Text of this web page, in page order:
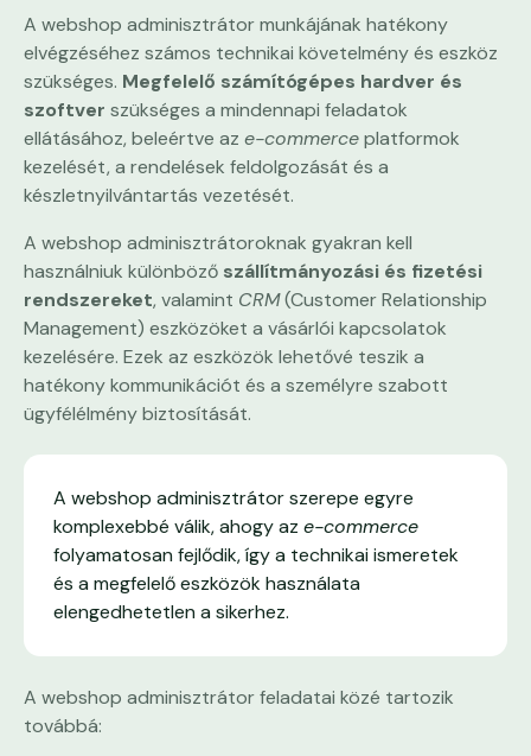
A webshop adminisztrátor munkájának hatékony
elvégzéséhez számos technikai követelmény és eszköz
szükséges. Megfelelő számítógépes hardver és
szoftver szükséges a mindennapi feladatok
ellátásához, beleértve az e-commerceplatformok
kezelését, a rendelések feldolgozását és a
készletnyilvántartás vezetését.
A webshop adminisztrátoroknak gyakran kell
használniuk különböző szállítmányozási és fizetési
rendszereket, valamint CRM(Customer Relationship
Management) eszközöket a vásárlói kapcsolatok
kezelésére. Ezek az eszközök lehetővé teszik a
hatékony kommunikációt és a személyre szabott
ügyfélélmény biztosítását.
A webshop adminisztrátor szerepe egyre
komplexebbé válik, ahogy az e-commerce
folyamatosan fejlődik, így a technikai ismeretek
és a megfelelő eszközök használata
elengedhetetlen a sikerhez.
A webshop adminisztrátor feladatai közé tartozik
továbbá: